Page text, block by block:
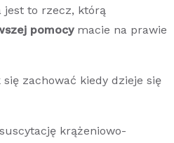
jest to rzecz, którą
pomocymacie na prawie
się zachować kiedy dzieje się
krążeniowo-